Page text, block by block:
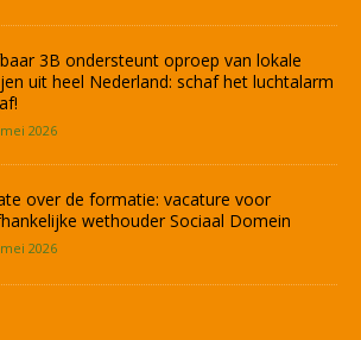
3B ondersteunt oproep van lokale
uit heel Nederland: schaf het luchtalarm
2026
over de formatie: vacature voor
wethouder Sociaal Domein
2026